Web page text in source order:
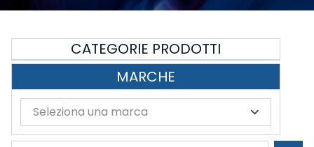
Chi Siamo
Contatti
CATEGORIE PRODOTTI
Accessori
Abbigliamento Protettivo
Copriscarpe
Guanti (accessori)
Abrasivi (accessori)
120 Mm
Abrasivi 3m
Dispositivi Di Protezione Individuale
Salute
Edilizia
MARCHE
Seleziona una marca